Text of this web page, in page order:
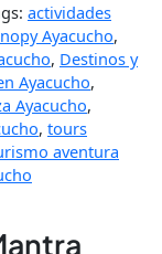
actividades
Ayacucho,
, Destinos y
Ayacucho,
Ayacucho,
, tours
aventura